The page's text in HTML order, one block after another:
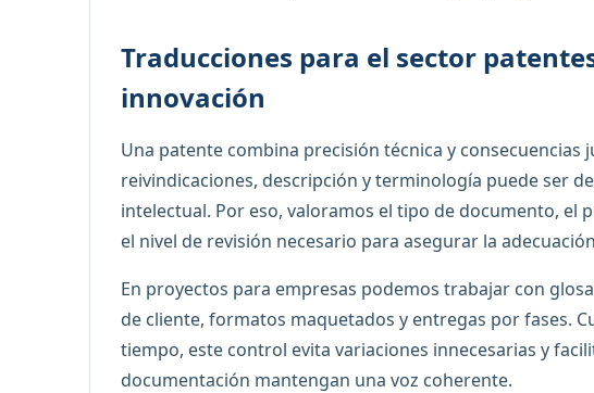
Traducciones para el sector
innovación
Una patente combina precisión técnica y consecuencias
reivindicaciones, descripción y terminología puede ser
intelectual. Por eso, valoramos el tipo de documento, el
el nivel de revisión necesario para asegurar la
En proyectos para empresas podemos trabajar con
de cliente, formatos maquetados y entregas por fases.
tiempo, este control evita variaciones innecesarias y
documentación mantengan una voz coherente.